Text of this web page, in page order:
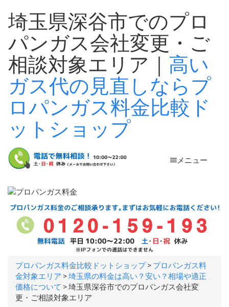
埼玉県深谷市でのプロ
パンガス会社変更・ご
相談対象エリア｜ 高い
ガス代の見直しならプ
ロパンガス料金比較ド
ットショップ
メニュー
プロパンガス料金比較ドットショップ> プロパンガス料
金対象エリア >埼玉県の料金は高い？安い？相場や適正
価格について >埼玉県深谷市でのプロパンガス会社変
更・ご相談対象エリア